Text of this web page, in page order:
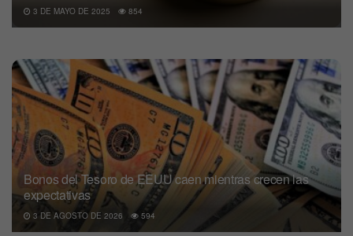
3 DE MAYO DE 2025 854
Bonos del Tesoro de EEUU caen mientras crecen las
expectativas
3 DE AGOSTO DE 2026 594